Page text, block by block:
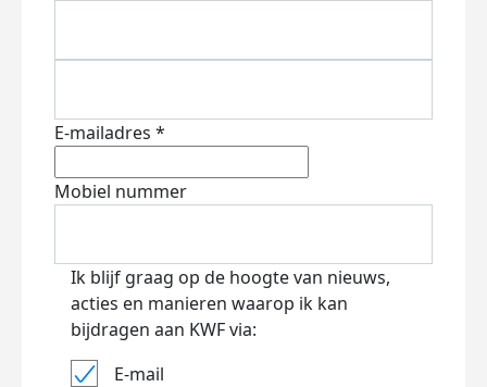
E-mailadres *
Mobiel nummer
Ik blijf graag op de hoogte van nieuws,
acties en manieren waarop ik kan
bijdragen aan KWF via:
E-mail